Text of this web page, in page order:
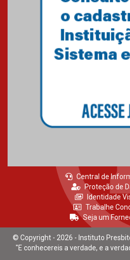
Central de
Proteção de
Identidade
Trabalhe
Seja um
© Copyright - 2026 - Instituto
"E conhecereis a verdade, e a